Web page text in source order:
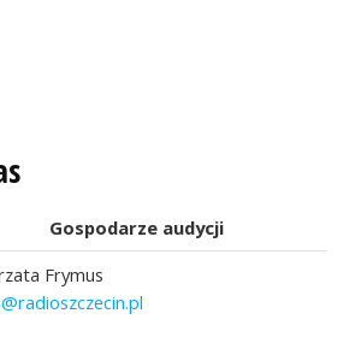
Gospodarze audycji
Frymus